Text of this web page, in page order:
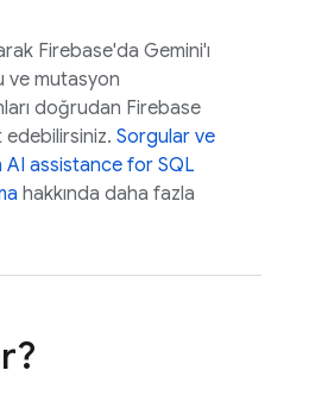
Firebase'da Gemini'ı
ve mutasyon
doğrudan Firebase
Sorgular ve
AI assistance for SQL
hakkında daha fazla